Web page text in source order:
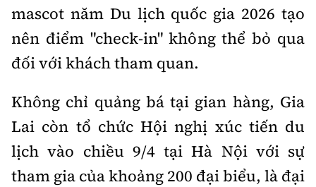
mascot năm Du lịch quốc gia 2026 tạo
nên điểm "check-in" không thể bỏ qua
đối với khách tham quan.
Không chỉ quảng bá tại gian hàng, Gia
Lai còn tổ chức Hội nghị xúc tiến du
lịch vào chiều 9/4 tại Hà Nội với sự
tham gia của khoảng 200 đại biểu, là đại